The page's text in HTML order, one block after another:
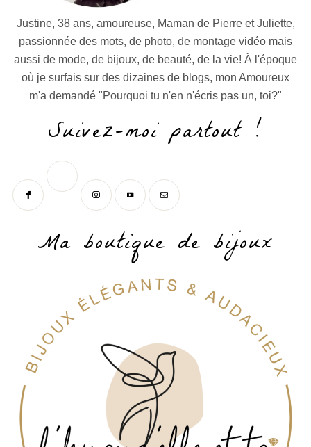
Justine, 38 ans, amoureuse, Maman de Pierre et Juliette,
passionnée des mots, de photo, de montage vidéo mais
aussi de mode, de bijoux, de beauté, de la vie! À l'époque
où je surfais sur des dizaines de blogs, mon Amoureux
m'a demandé "Pourquoi tu n'en n'écris pas un, toi?"
Suivez-moi partout !
Ma boutique de bijoux